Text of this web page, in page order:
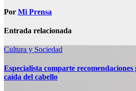
Por Mi Prensa
Entrada relacionada
Cultura y Sociedad
Especialista comparte
caída del cabello